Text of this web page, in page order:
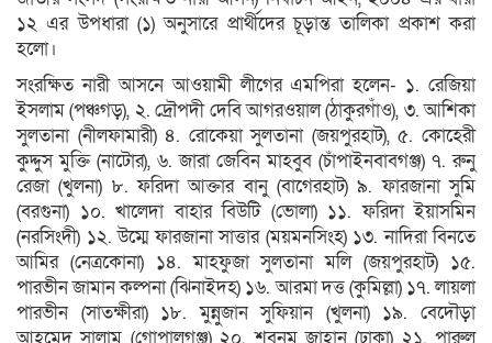
১২ এর উপধারা (১) অনুসারে প্রার্থীদের চূড়ান্ত তালিকা প্রকাশ করা
হলো।
সংরক্ষিত নারী আসনে আওয়ামী লীগের এমপিরা হলেন- ১. রেজিয়া
ইসলাম (পঞ্চগড়), ২. দ্রৌপদী দেবি আগরওয়াল (ঠাকুরগাঁও), ৩. আশিকা
সুলতানা (নীলফামারী) ৪. রোকেয়া সুলতানা (জয়পুরহাট), ৫. কোহেরী
কুদ্দুস মুক্তি (নাটোর), ৬. জারা জেবিন মাহবুব (চাঁপাইনবাবগঞ্জ) ৭. রুনু
রেজা (খুলনা) ৮. ফরিদা আক্তার বানু (বাগেরহাট) ৯. ফারজানা সুমি
(বরগুনা) ১০. খালেদা বাহার বিউটি (ভোলা) ১১. ফরিদা ইয়াসমিন
(নরসিংদী) ১২. উম্মে ফারজানা সাত্তার (ময়মনসিংহ) ১৩. নাদিরা বিনতে
আমির (নেত্রকোনা) ১৪. মাহফুজা সুলতানা মলি (জয়পুরহাট) ১৫.
পারভীন জামান কল্পনা (ঝিনাইদহ) ১৬. আরমা দত্ত (কুমিল্লা) ১৭. লায়লা
পারভীন (সাতক্ষীরা) ১৮. মুন্নুজান সুফিয়ান (খুলনা) ১৯. বেদৌড়া
আহমেদ সালাম (গোপালগঞ্জ) ২০. শবনম জাহান (ঢাকা) ২১. পারুল